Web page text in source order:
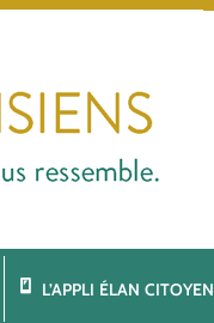
L’APPLI ÉLAN CITOYEN